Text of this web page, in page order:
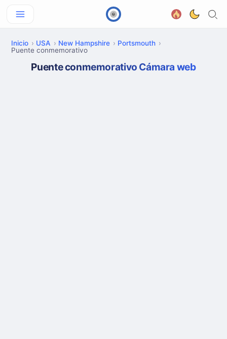
Inicio USA New Hampshire
Portsmouth
Puente conmemorativo
Puente conmemorativo Cámara web